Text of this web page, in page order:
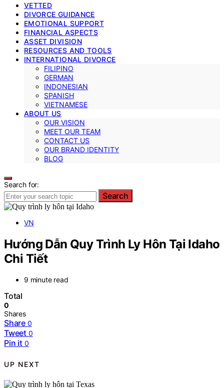
VETTED
DIVORCE GUIDANCE
EMOTIONAL SUPPORT
FINANCIAL ASPECTS
ASSET DIVISION
RESOURCES AND TOOLS
INTERNATIONAL DIVORCE
FILIPINO
GERMAN
INDONESIAN
SPANISH
VIETNAMESE
ABOUT US
OUR VISION
MEET OUR TEAM
CONTACT US
OUR BRAND IDENTITY
BLOG
Search for:
Search
VN
Hướng Dẫn Quy Trình Ly Hôn Tại Idaho
Chi Tiết
9 minute read
Total
0
Shares
Share 0
Tweet 0
Pin it 0
UP NEXT